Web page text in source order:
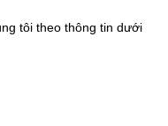
tôi theo thông tin dưới